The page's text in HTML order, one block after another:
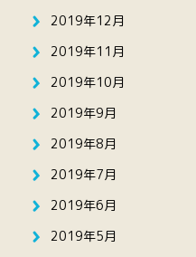
2019年12月
2019年11月
2019年10月
2019年9月
2019年8月
2019年7月
2019年6月
2019年5月